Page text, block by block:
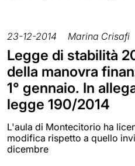
23-12-2014 Marina Crisafi
Legge di stabilità
della manovra
1° gennaio. In
legge 190/2014
L'aula di Montecitorio ha
modifica rispetto a quello
dicembre